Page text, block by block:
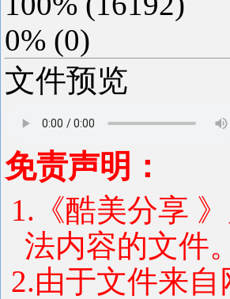
0% (0)
文件预览
免责声明：
1.《酷美分享
法内容的文件
2.由于文件来